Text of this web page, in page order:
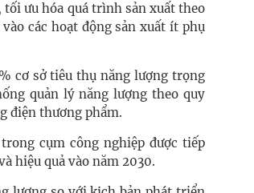
ưu hóa quá trình sản xuất theo
các hoạt động sản xuất ít phụ
cơ sở tiêu thụ năng lượng trọng
quản lý năng lượng theo quy
điện thương phẩm.
cụm công nghiệp được tiếp
hiệu quả vào năm 2030.